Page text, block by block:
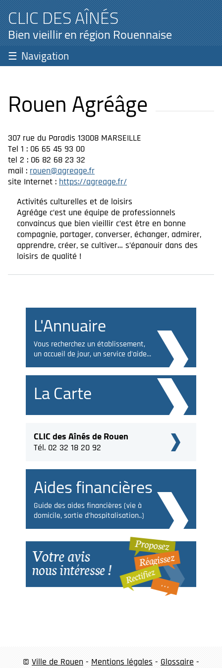
CLIC DES AÎNÉS
Bien vieillir en région Rouennaise
Navigation
Rouen Agréâge
307 rue du Paradis 13008 MARSEILLE
Tel 1 : 06 65 45 93 00
tel 2 : 06 82 68 23 32
mail : rouen@agreage.fr
site Internet : https://agreage.fr/
Activités culturelles et de loisirs
Agréâge c’est une équipe de professionnels
convaincus que bien vieillir c’est être en bonne
compagnie, partager, converser, échanger, admirer,
apprendre, créer, se cultiver… s’épanouir dans des
loisirs de qualité !
L'Annuaire
Vous recherchez un établissement,
un accueil de jour, un service d'aide...
La Carte
CLIC des Aînés de Rouen
Tél. 02 32 18 20 92
Aides financières
Guide des aides financières (vie à
domicile, sortie d'hospitalisation..)
© Ville de Rouen - Mentions légales - Glossaire -